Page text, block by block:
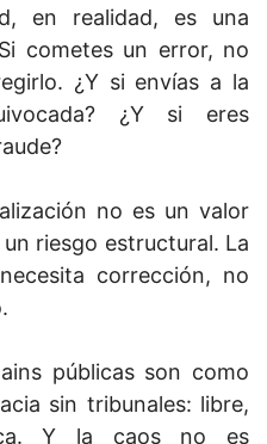
en realidad, es una
cometes un error, no
¿Y si envías a la
¿Y si eres
no es un valor
riesgo estructural. La
corrección, no
públicas son como
sin tribunales: libre,
Y la caos no es